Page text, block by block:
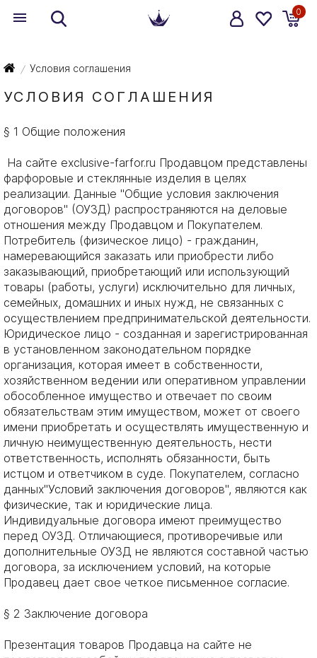
0
/ Условия соглашения
УСЛОВИЯ СОГЛАШЕНИЯ
§ 1 Общие положения
На сайте exclusive-farfor.ru Продавцом представлены
фарфоровые и стеклянные изделия в целях
реализации. Данные "Общие условия заключения
договоров" (ОУЗД) распространяются на деловые
отношения между Продавцом и Покупателем.
Потребитель (физическое лицо) - гражданин,
намеревающийся заказать или приобрести либо
заказывающий, приобретающий или использующий
товары (работы, услуги) исключительно для личных,
семейных, домашних и иных нужд, не связанных с
осуществлением предпринимательской деятельности.
Юридическое лицо - созданная и зарегистрированная
в установленном законодательном порядке
организация, которая имеет в собственности,
хозяйственном ведении или оперативном управлении
обособленное имущество и отвечает по своим
обязательствам этим имуществом, может от своего
имени приобретать и осуществлять имущественную и
личную неимущественную деятельность, нести
ответственность, исполнять обязанности, быть
истцом и ответчиком в суде. Покупателем, согласно
данных"Условий заключения договоров", являются как
физические, так и юридические лица.
Индивидуальные договора имеют преимущество
перед ОУЗД. Отличающиеся, противоречивые или
дополнительные ОУЗД не являются составной частью
договора, за исключением условий, на которые
Продавец дает свое четкое письменное согласие.
§ 2 Заключение договора
Презентация товаров Продавца на сайте не